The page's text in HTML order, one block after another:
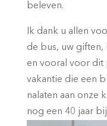
beleven.
Ik dank u allen
de bus, uw
en vooral voor dit
vakantie die een
nalaten aan onze
nog een 40 jaar